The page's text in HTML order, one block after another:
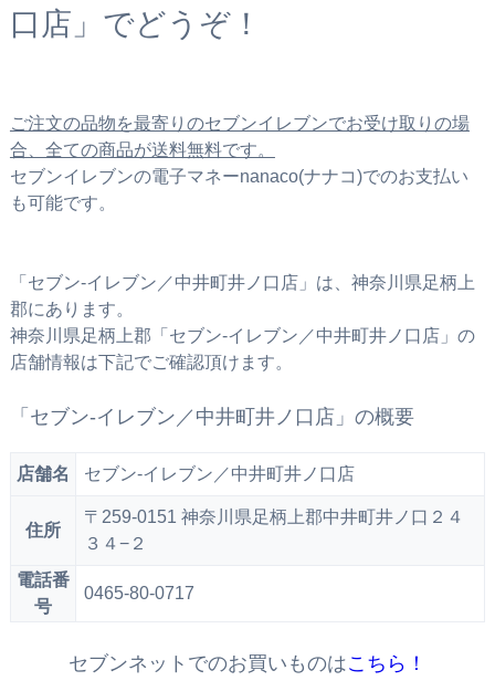
口店」でどうぞ！
ご注文の品物を最寄りのセブンイレブンでお受け取りの場
合、全ての商品が送料無料です。
セブンイレブンの電子マネーnanaco(ナナコ)でのお支払い
も可能です。
「セブン‐イレブン／中井町井ノ口店」は、神奈川県足柄上
郡にあります。
神奈川県足柄上郡「セブン‐イレブン／中井町井ノ口店」の
店舗情報は下記でご確認頂けます。
「セブン‐イレブン／中井町井ノ口店」の概要
店舗名 セブン‐イレブン／中井町井ノ口店
住所
〒259-0151 神奈川県足柄上郡中井町井ノ口２４
３４−２
電話番
号
0465-80-0717
セブンネットでのお買いものはこちら！